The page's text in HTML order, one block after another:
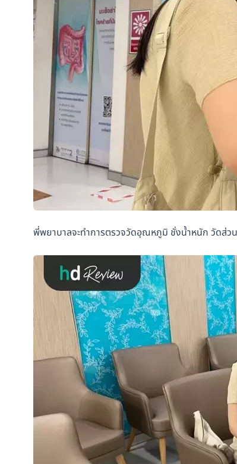
พี่พยาบาลจะทำการตรวจวัดอุณหภูมิ ชั่งน้ำหนัก วัดส่ว